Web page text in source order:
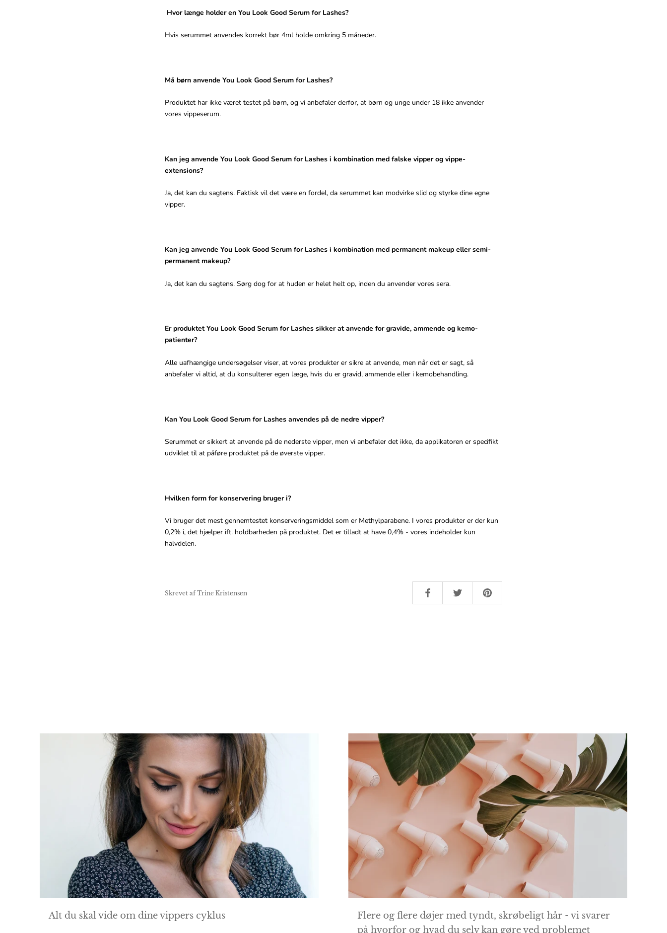
Hvor længe holder en You Look Good Serum for Lashes?
Hvis serummet anvendes korrekt bør 4ml holde omkring 5 måneder.
Må børn anvende You Look Good Serum for Lashes?
Produktet har ikke været testet på børn, og vi anbefaler derfor, at børn og unge under 18 ikke anvender
vores vippeserum.
Kan jeg anvende You Look Good Serum for Lashes i kombination med falske vipper og vippe-
extensions?
Ja, det kan du sagtens. Faktisk vil det være en fordel, da serummet kan modvirke slid og styrke dine egne
vipper.
Kan jeg anvende You Look Good Serum for Lashes i kombination med permanent makeup eller semi-
permanent makeup?
Ja, det kan du sagtens. Sørg dog for at huden er helet helt op, inden du anvender vores sera.
Er produktet You Look Good Serum for Lashes sikker at anvende for gravide, ammende og kemo-
patienter?
Alle uafhængige undersøgelser viser, at vores produkter er sikre at anvende, men når det er sagt, så
anbefaler vi altid, at du konsulterer egen læge, hvis du er gravid, ammende eller i kemobehandling.
Kan You Look Good Serum for Lashes anvendes på de nedre vipper?
Serummet er sikkert at anvende på de nederste vipper, men vi anbefaler det ikke, da applikatoren er specifikt
udviklet til at påføre produktet på de øverste vipper.
Hvilken form for konservering bruger i?
Vi bruger det mest gennemtestet konserveringsmiddel som er Methylparabene. I vores produkter er der kun
0,2% i, det hjælper ift. holdbarheden på produktet. Det er tilladt at have 0,4% - vores indeholder kun
halvdelen.
Skrevet af Trine Kristensen
Alt du skal vide om dine vippers cyklus
Flere og flere døjer med tyndt, skrøbeligt hår - vi svarer
på hvorfor og hvad du selv kan gøre ved problemet